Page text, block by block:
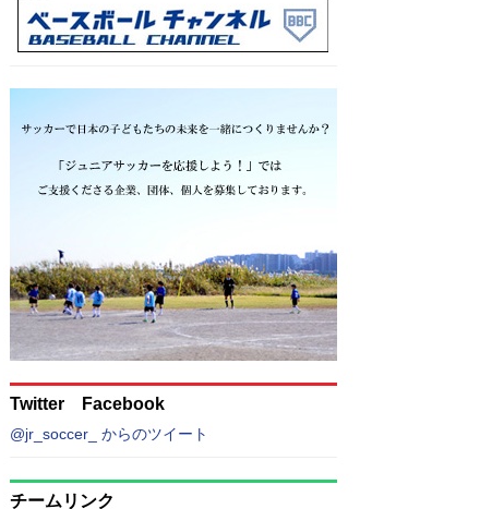
Twitter Facebook
@jr_soccer_ からのツイート
チームリンク